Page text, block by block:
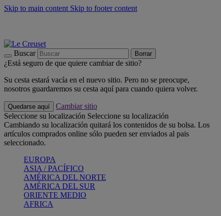
Skip to main content Skip to footer content
Buscar Borrar
¿Está seguro de que quiere cambiar de sitio?
Su cesta estará vacía en el nuevo sitio. Pero no se preocupe,
nosotros guardaremos su cesta aquí para cuando quiera volver.
Quedarse aquí
Cambiar sitio
Seleccione su localización Seleccione su localización
Cambiando su localización quitará los contenidos de su bolsa. Los
artículos comprados online sólo pueden ser enviados al pais
seleccionado.
EUROPA
ASIA / PACÍFICO
AMÉRICA DEL NORTE
AMÉRICA DEL SUR
ORIENTE MEDIO
AFRICA